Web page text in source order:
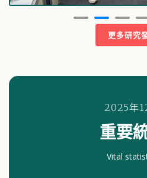
更多研究
2025年
重要
Vital